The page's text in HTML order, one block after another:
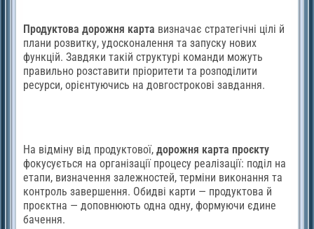
Продуктова дорожня карта визначає стратегічні цілі й
плани розвитку, удосконалення та запуску нових
функцій. Завдяки такій структурі команди можуть
правильно розставити пріоритети та розподілити
ресурси, орієнтуючись на довгострокові завдання.
На відміну від продуктової, дорожня карта проєкту
фокусується на організації процесу реалізації: поділ на
етапи, визначення залежностей, терміни виконання та
контроль завершення. Обидві карти — продуктова й
проєктна — доповнюють одна одну, формуючи єдине
бачення.